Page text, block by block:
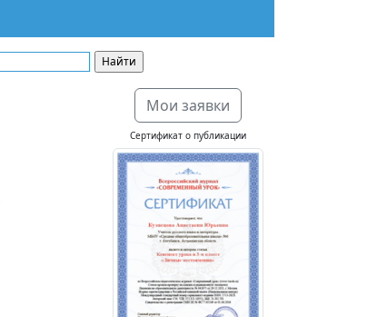
Мои заявки
Сертификат о публикации